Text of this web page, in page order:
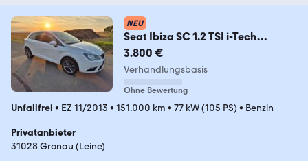
NEU
Seat Ibiza SC 1.2 TSI i-Tech
Tempo/Sitzheizung/Klima
3.800 €
Verhandlungsbasis
Ohne Bewertung
Unfallfrei • EZ 11/2013 • 151.000 km • 77 kW (105 PS) • Benzin
Privatanbieter
31028 Gronau (Leine)